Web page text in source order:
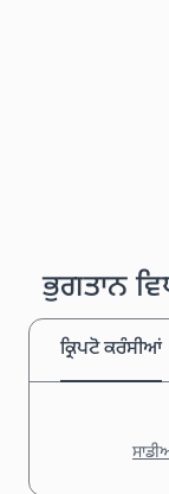
ਭੁਗਤਾਨ
ਕ੍ਰਿਪਟੋ ਕਰੰਸੀਆਂ